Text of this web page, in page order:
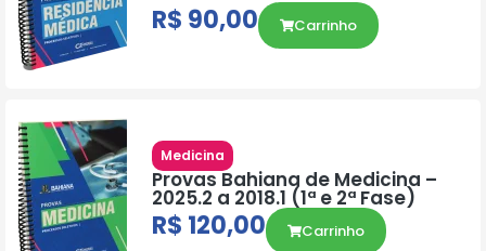
R$ 90,00 Carrinho
Medicina
Provas Bahiana de Medicina –
2025.2 a 2018.1 (1ª e 2ª Fase)
R$ 120,00 Carrinho